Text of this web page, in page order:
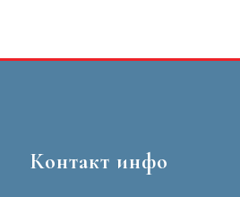
Контакт инфо